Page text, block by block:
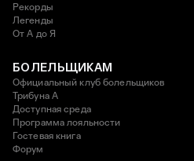
Рекорды
Легенды
От А до Я
БОЛЕЛЬЩИКАМ
Официальный клуб болельщиков
Трибуна А
Доступная среда
Программа лояльности
Гостевая книга
Форум